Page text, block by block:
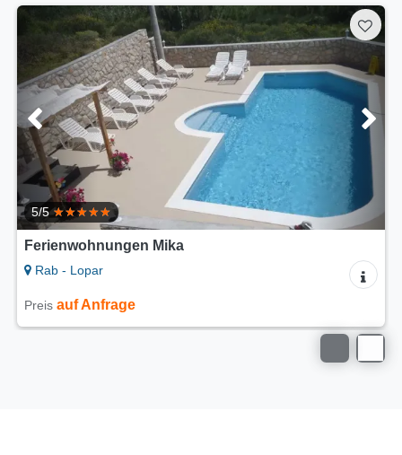
Ferienwohnungen Lidija
Rab - Lopar
Preisauf Anfrage